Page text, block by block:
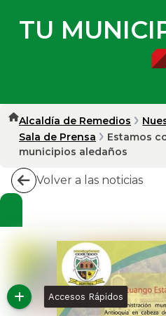
TU
Alcaldía de Remedios
Sala de Prensa
Estamos
municipios aledaños
Volver a las noticias
Accesos Rápidos